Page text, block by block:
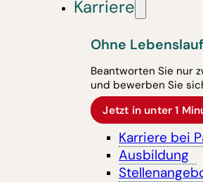
Karriere
Ohne
Beantworten Sie nur
und bewerben Sie
Jetzt in unter 1
Karriere bei
Ausbildung